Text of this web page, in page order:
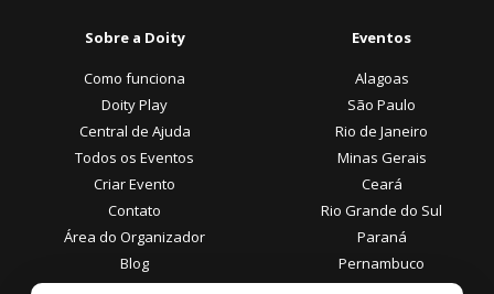
Sobre a Doity
Como funciona
Doity Play
Central de Ajuda
Todos os Eventos
Criar Evento
Contato
Área do Organizador
Blog
Eventos
Alagoas
São Paulo
Rio de Janeiro
Minas Gerais
Ceará
Rio Grande do Sul
Paraná
Pernambuco